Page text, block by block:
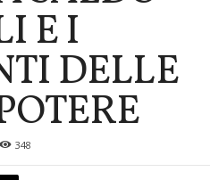
E I
DELLE
348